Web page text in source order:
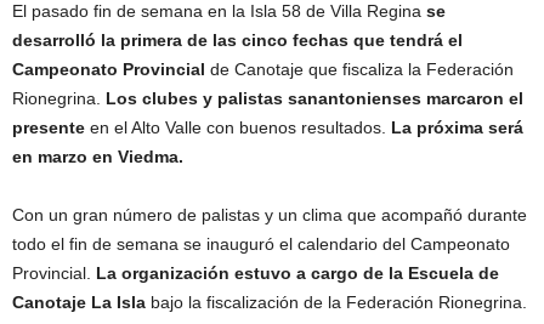
El pasado fin de semana en la Isla 58 de Villa Regina se
desarrolló la primera de las cinco fechas que tendrá el
Campeonato Provincial de Canotaje que fiscaliza la Federación
Rionegrina. Los clubes y palistas sanantonienses marcaron el
presente en el Alto Valle con buenos resultados. La próxima será
en marzo en Viedma.
Con un gran número de palistas y un clima que acompañó durante
todo el fin de semana se inauguró el calendario del Campeonato
Provincial. La organización estuvo a cargo de la Escuela de
Canotaje La Isla bajo la fiscalización de la Federación Rionegrina.